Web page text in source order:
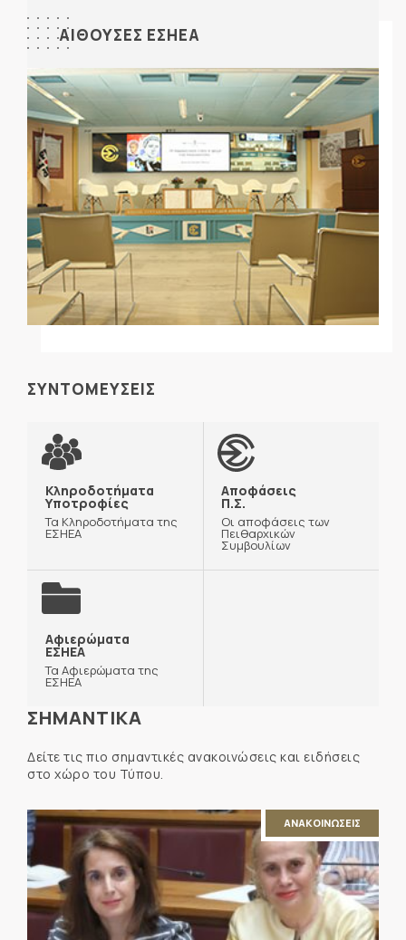
ΑΙΘΟΥΣΕΣ ΕΣΗΕΑ
ΣΥΝΤΟΜΕΥΣΕΙΣ
Κληροδοτήματα
Υποτροφίες
Τα Κληροδοτήματα της
ΕΣΗΕΑ
Αποφάσεις
Π.Σ.
Οι αποφάσεις των
Πειθαρχικών
Συμβουλίων
Αφιερώματα
ΕΣΗΕΑ
Τα Αφιερώματα της
ΕΣΗΕΑ
ΣΗΜΑΝΤΙΚΑ
Δείτε τις πιο σημαντικές ανακοινώσεις και ειδήσεις
στο χώρο του Τύπου.
ΑΝΑΚΟΙΝΩΣΕΙΣ